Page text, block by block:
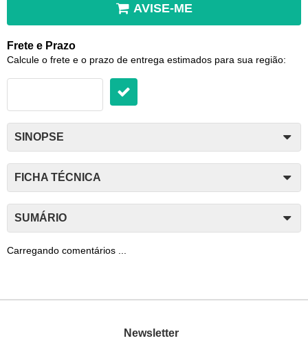
AVISE-ME
Frete e Prazo
Calcule o frete e o prazo de entrega estimados para sua região:
SINOPSE
FICHA TÉCNICA
SUMÁRIO
Carregando comentários ...
Newsletter